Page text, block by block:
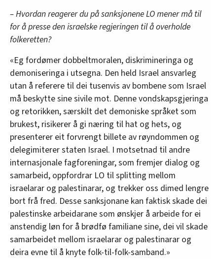
– Hvordan reagerer du på sanksjonene LO mener må til
for å presse den israelske regjeringen til å overholde
folkeretten?
«Eg fordømer dobbeltmoralen, diskrimineringa og
demoniseringa i utsegna. Den held Israel ansvarleg
utan å referere til dei tusenvis av bombene som Israel
må beskytte sine sivile mot. Denne vondskapsgjeringa
og retorikken, særskilt det demoniske språket som
brukest, risikerer å gi næring til hat og hets, og
presenterer eit forvrengt billete av røyndommen og
delegimiterer staten Israel. I motsetnad til andre
internasjonale fagforeningar, som fremjer dialog og
samarbeid, oppfordrar LO til splitting mellom
israelarar og palestinarar, og trekker oss dimed lengre
bort frå fred. Desse sanksjonane kan faktisk skade dei
palestinske arbeidarane som ønskjer å arbeide for ei
anstendig løn for å brødfø familiane sine, dei vil skade
samarbeidet mellom israelarar og palestinarar og
deira evne til å knyte folk-til-folk-samband.»